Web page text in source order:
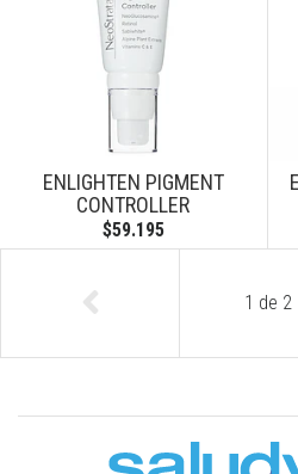
ENLIGHTEN PIGMENT
CONTROLLER
$59.195
1 de 2